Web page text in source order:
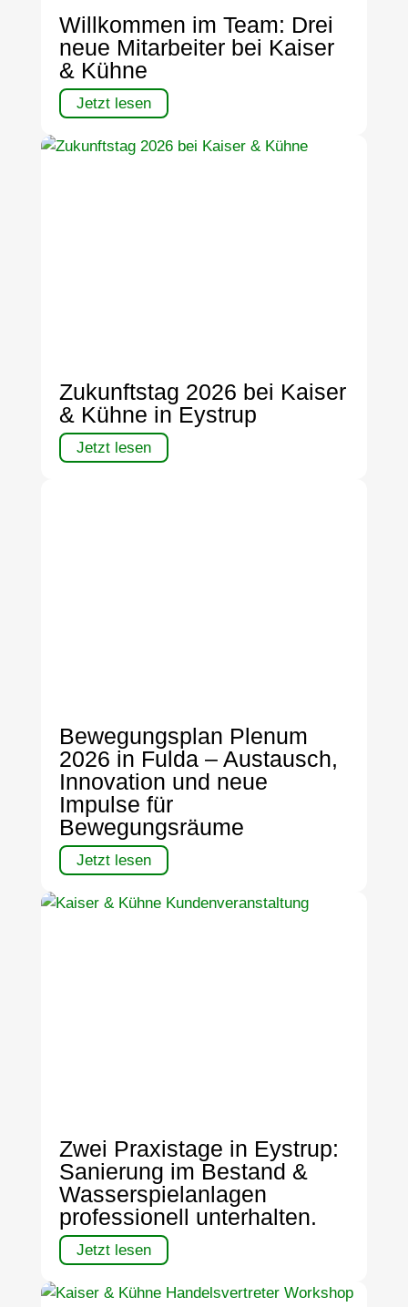
Willkommen im Team: Drei
neue Mitarbeiter bei Kaiser
& Kühne
Jetzt lesen
Zukunftstag 2026 bei Kaiser
& Kühne in Eystrup
Jetzt lesen
Bewegungsplan Plenum
2026 in Fulda – Austausch,
Innovation und neue
Impulse für
Bewegungsräume
Jetzt lesen
Zwei Praxistage in Eystrup:
Sanierung im Bestand &
Wasserspielanlagen
professionell unterhalten.
Jetzt lesen